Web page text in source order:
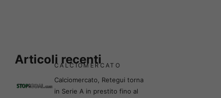
Articoli recenti
CALCIOMERCATO
Calciomercato, Retegui torna
in Serie A in prestito fino al